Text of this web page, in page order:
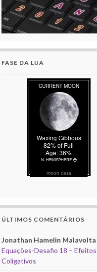
FASE DA LUA
moon data
ÚLTIMOS COMENTÁRIOS
Jonathan Hamelin Malavolta
Equações-Desafio 18 – Efeitos
Coligativos